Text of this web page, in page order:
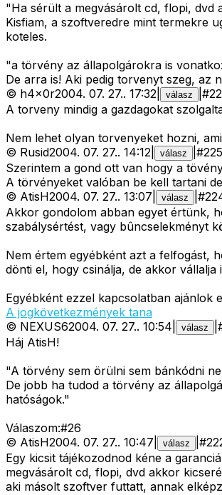
"Ha sérült a megvásárolt cd, flopi, dvd
Kisfiam, a szoftveredre mint termekre
koteles.
"a törvény az állapolgárokra is
De arra is! Aki pedig torvenyt szeg, az
© h4x0r2004. 07. 27.. 17:32 válasz #
A torveny mindig a gazdagokat
Nem lehet olyan torvenyeket hozni,
© Rusid2004. 07. 27.. 14:12 válasz #225
Szerintem a gond ott van hogy a
A törvényeket valóban be kell tartani
© AtisH2004. 07. 27.. 13:07 válasz #
Akkor gondolom abban egyet értünk,
szabálysértést, vagy bûncselekményt
Nem értem egyébként azt a felfogást,
dönti el, hogy csinálja, de akkor
Egyébként ezzel kapcsolatban ajánlok
A jogkövetkezmények tana
© NEXUS62004. 07. 27.. 10:54 válasz
Háj AtisH!
"A törvény sem örülni sem bánkódni
De jobb ha tudod a törvény az
hatóságok."
Válaszom:#26
© AtisH2004. 07. 27.. 10:47 válasz #
Egy kicsit tájékozodnod kéne a
megvásárolt cd, flopi, dvd akkor
aki másolt szoftver futtatt, annak